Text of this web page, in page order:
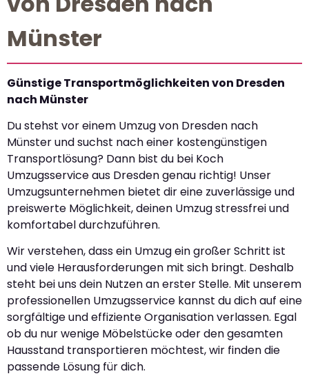
Münster
Günstige Transportmöglichkeiten von Dresden
nach Münster
Du stehst vor einem Umzug von Dresden nach
Münster und suchst nach einer kostengünstigen
Transportlösung? Dann bist du bei Koch
Umzugsservice aus Dresden genau richtig! Unser
Umzugsunternehmen bietet dir eine zuverlässige und
preiswerte Möglichkeit, deinen Umzug stressfrei und
komfortabel durchzuführen.
Wir verstehen, dass ein Umzug ein großer Schritt ist
und viele Herausforderungen mit sich bringt. Deshalb
steht bei uns dein Nutzen an erster Stelle. Mit unserem
professionellen Umzugsservice kannst du dich auf eine
sorgfältige und effiziente Organisation verlassen. Egal
ob du nur wenige Möbelstücke oder den gesamten
Hausstand transportieren möchtest, wir finden die
passende Lösung für dich.